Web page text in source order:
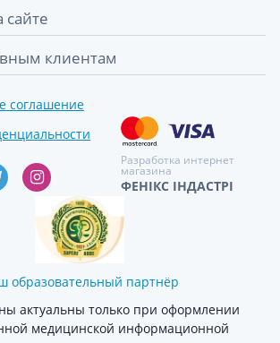
сайте
клиентам
соглашение
Разработка интернет
магазина
ФЕНІКС ІНДАСТРІ
образовательный партнёр
актуальны только при оформлении
медицинской информационной